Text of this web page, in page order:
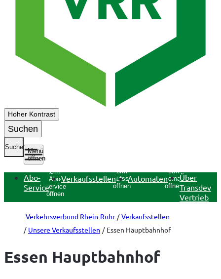
Hoher Kontrast
Suchen
Suche
Menü
öffnen
Abo-
Service
Untermenü
Abo-
Service
öffnen
Verkaufsstellen
Untermenü
Verkaufsstellen
öffnen
Automaten
Untermenü
Automaten
öffnen
Über
Transdev
Vertrieb
Verkehrsverbund Rhein-Ruhr
Verkaufsstellen
Unsere Verkaufsstellen
Essen Hauptbahnhof
Essen Hauptbahnhof